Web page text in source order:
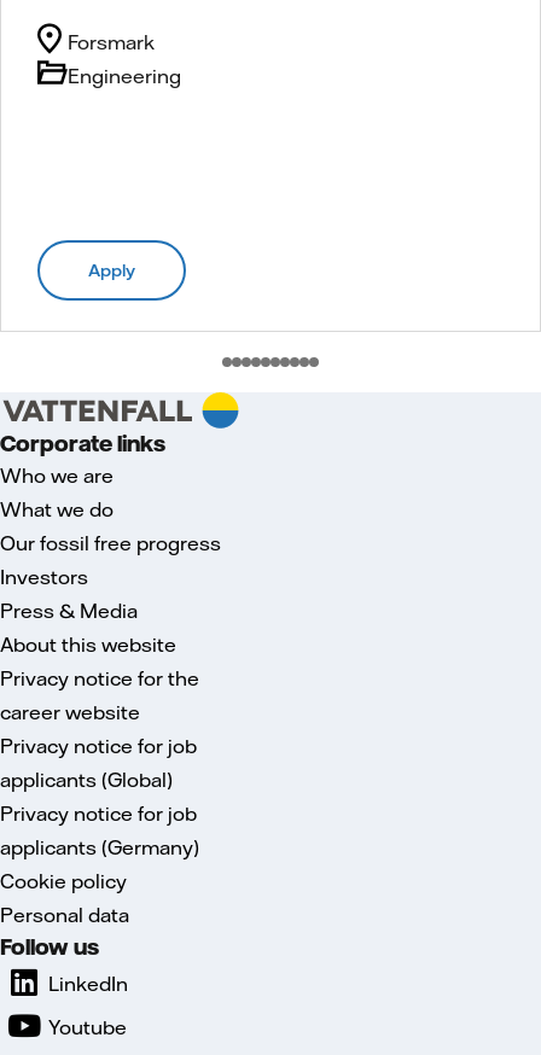
Engineering
Forsmark
Apply
Corporate links
Who we are
What we do
Our fossil free progress
Investors
Press & Media
About this website
Privacy notice for the
career website
Privacy notice for job
applicants (Global)
Privacy notice for job
applicants (Germany)
Cookie policy
Personal data
Follow us
LinkedIn
Youtube